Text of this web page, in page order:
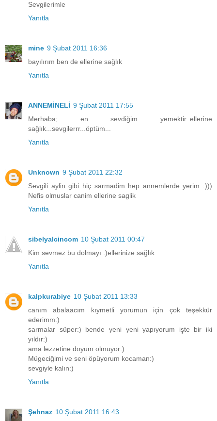
Sevgilerimle
Yanıtla
mine 9 Şubat 2011 16:36
bayılırım ben de ellerine sağlık
Yanıtla
ANNEMİNELİ 9 Şubat 2011 17:55
Merhaba; en sevdiğim yemektir..ellerine
sağlık...sevgilerrr...öptüm...
Yanıtla
Unknown 9 Şubat 2011 22:32
Sevgili aylin gibi hiç sarmadim hep annemlerde yerim :)))
Nefis olmuslar canim ellerine saglik
Yanıtla
sibelyalcincom 10 Şubat 2011 00:47
Kim sevmez bu dolmayı :)ellerinize sağlık
Yanıtla
kalpkurabiye 10 Şubat 2011 13:33
canım abalaacım kıymetli yorumun için çok teşekkür
ederimm:)
sarmalar süper:) bende yeni yeni yapıyorum işte bir iki
yıldır:)
ama lezzetine doyum olmuyor:)
Mügeciğimi ve seni öpüyorum kocaman:)
sevgiyle kalın:)
Yanıtla
Şehnaz 10 Şubat 2011 16:43